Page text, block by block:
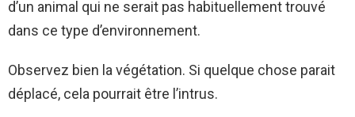
d’un animal qui ne serait pas habituellement trouvé
dans ce type d’environnement.
Observez bien la végétation. Si quelque chose parait
déplacé, cela pourrait être l’intrus.